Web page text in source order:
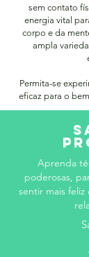
sem contato
energia vital
corpo e da
ampla
Permita-se
eficaz para o
Aprenda
poderosas,
sentir mais feliz